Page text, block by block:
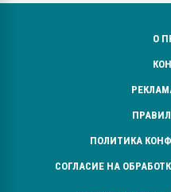
О
ПОЛИТИКА
СОГЛАСИЕ НА